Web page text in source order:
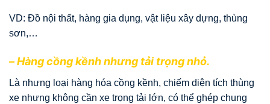
VD: Đồ nội thất, hàng gia dụng, vật liệu xây dựng, thùng
sơn,…
– Hàng cồng kềnh nhưng tải trọng nhỏ.
Là nhưng loại hàng hóa cồng kềnh, chiếm diện tích thùng
xe nhưng không cần xe trọng tải lớn, có thể ghép chung